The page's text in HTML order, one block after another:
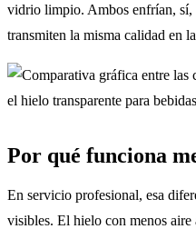
vidrio limpio. Ambos enfrían, sí,
transmiten la misma calidad en
Por qué funciona
En servicio profesional, esa
visibles. El hielo con menos aire